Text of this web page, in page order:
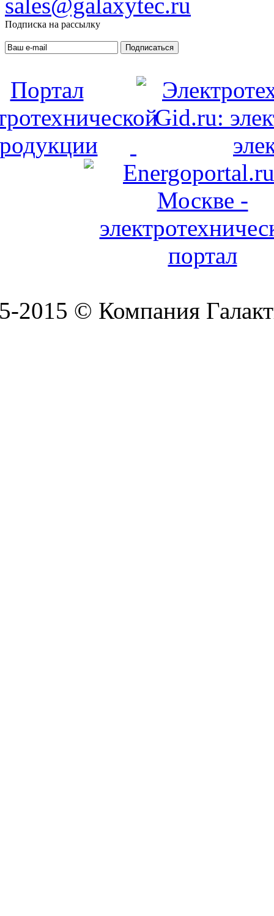
Подписка на рассылку
Подписаться
2015 © Компания